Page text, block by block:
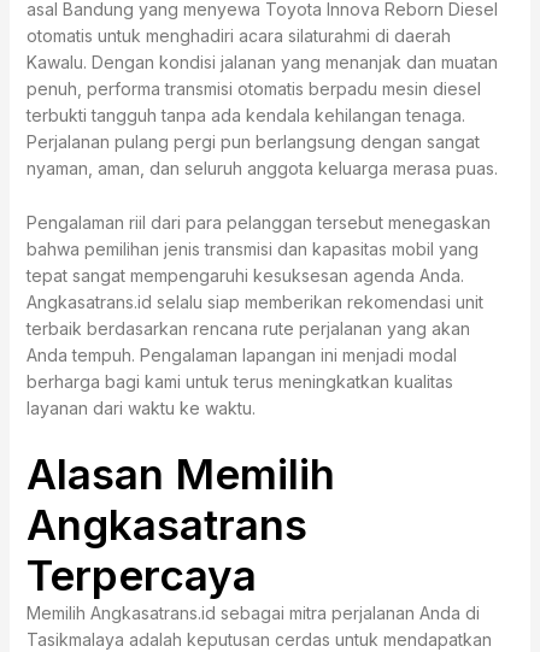
asal Bandung yang menyewa Toyota Innova Reborn Diesel
otomatis untuk menghadiri acara silaturahmi di daerah
Kawalu. Dengan kondisi jalanan yang menanjak dan muatan
penuh, performa transmisi otomatis berpadu mesin diesel
terbukti tangguh tanpa ada kendala kehilangan tenaga.
Perjalanan pulang pergi pun berlangsung dengan sangat
nyaman, aman, dan seluruh anggota keluarga merasa puas.
Pengalaman riil dari para pelanggan tersebut menegaskan
bahwa pemilihan jenis transmisi dan kapasitas mobil yang
tepat sangat mempengaruhi kesuksesan agenda Anda.
Angkasatrans.id selalu siap memberikan rekomendasi unit
terbaik berdasarkan rencana rute perjalanan yang akan
Anda tempuh. Pengalaman lapangan ini menjadi modal
berharga bagi kami untuk terus meningkatkan kualitas
layanan dari waktu ke waktu.
Alasan Memilih
Angkasatrans
Terpercaya
Memilih Angkasatrans.id sebagai mitra perjalanan Anda di
Tasikmalaya adalah keputusan cerdas untuk mendapatkan